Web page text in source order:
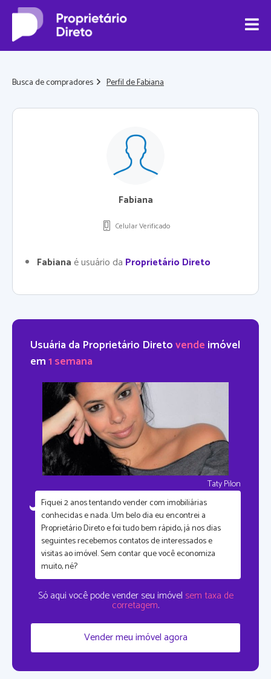
Busca de compradores Perfil de Fabiana
Fabiana
Celular Verificado
Fabianaé usuário da Proprietário Direto
Usuária da Proprietário Diretovende imóvel
em1 semana
Taty Pilon
Fiquei2 anos tentando vender com imobiliárias
conhecidase nada. Um belo dia eu encontrei a
Proprietário Direto e foi tudo bem rápido, já nos dias
seguintes recebemos contatos de interessados e
visitas ao imóvel. Sem contar quevocê economiza
muito, né?
Só aqui você pode vender seu imóvel sem taxa de
corretagem.
Vender meu imóvel agora